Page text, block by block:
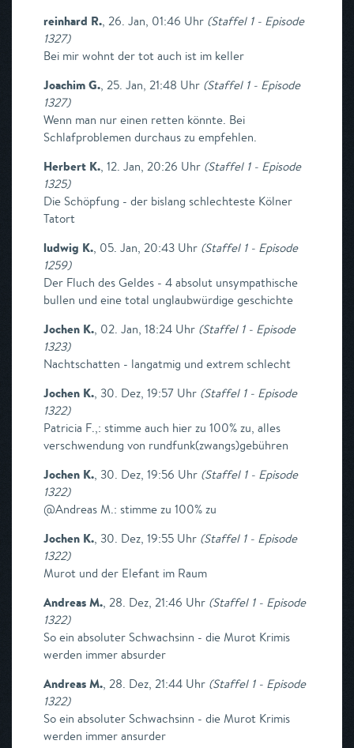
reinhard R., 26. Jan, 01:46 Uhr (Staffel 1 - Episode
1327)
Bei mir wohnt der tot auch ist im keller
Joachim G., 25. Jan, 21:48 Uhr (Staffel 1 - Episode
1327)
Wenn man nur einen retten könnte. Bei
Schlafproblemen durchaus zu empfehlen.
Herbert K., 12. Jan, 20:26 Uhr (Staffel 1 - Episode
1325)
Die Schöpfung - der bislang schlechteste Kölner
Tatort
ludwig K., 05. Jan, 20:43 Uhr (Staffel 1 - Episode
1259)
Der Fluch des Geldes - 4 absolut unsympathische
bullen und eine total unglaubwürdige geschichte
Jochen K., 02. Jan, 18:24 Uhr (Staffel 1 - Episode
1323)
Nachtschatten - langatmig und extrem schlecht
Jochen K., 30. Dez, 19:57 Uhr (Staffel 1 - Episode
1322)
Patricia F.,: stimme auch hier zu 100% zu, alles
verschwendung von rundfunk(zwangs)gebühren
Jochen K., 30. Dez, 19:56 Uhr (Staffel 1 - Episode
1322)
@Andreas M.: stimme zu 100% zu
Jochen K., 30. Dez, 19:55 Uhr (Staffel 1 - Episode
1322)
Murot und der Elefant im Raum
Andreas M., 28. Dez, 21:46 Uhr (Staffel 1 - Episode
1322)
So ein absoluter Schwachsinn - die Murot Krimis
werden immer absurder
Andreas M., 28. Dez, 21:44 Uhr (Staffel 1 - Episode
1322)
So ein absoluter Schwachsinn - die Murot Krimis
werden immer ansurder